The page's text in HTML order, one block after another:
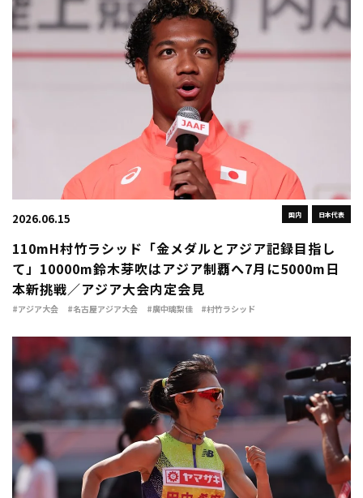
国内 日本代表
2026.06.15
110mH村竹ラシッド「金メダルとアジア記録目指し
て」10000m鈴木芽吹はアジア制覇へ7月に5000m日
本新挑戦／アジア大会内定会見
#アジア大会 #名古屋アジア大会 #廣中璃梨佳 #村竹ラシッド